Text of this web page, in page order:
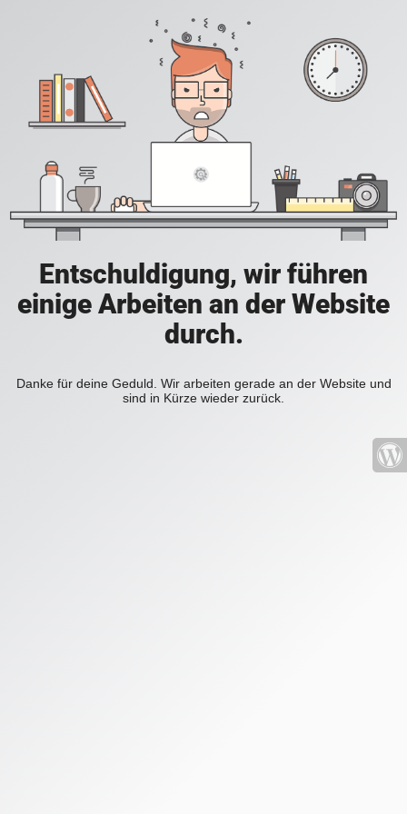
Entschuldigung, wir führen
einige Arbeiten an der Website
durch.
Danke für deine Geduld. Wir arbeiten gerade an der Website und
sind in Kürze wieder zurück.